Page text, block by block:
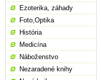
Ezoterika, záhady
Foto,Optika
História
Medicína
Náboženstvo
Nezaradené knihy